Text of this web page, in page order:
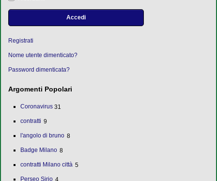
Accedi
Registrati
Nome utente dimenticato?
Password dimenticata?
Argomenti Popolari
Coronavirus 31
contratti 9
l'angolo di bruno 8
Badge Milano 8
contratti Milano città 5
Perseo Sirio 4